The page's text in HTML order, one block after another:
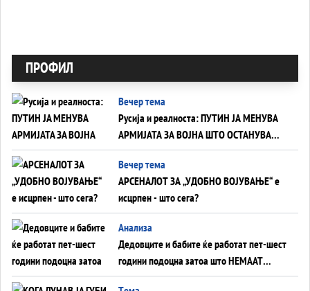
ПРОФИЛ
Вечер тема
Русија и реалноста: ПУТИН ЈА МЕНУВА
АРМИЈАТА ЗА ВОЈНА ШТО ОСТАНУВА
БЕЗ ФРОНТ
Вечер тема
АРСЕНАЛОТ ЗА „УДОБНО ВОЈУВАЊЕ“ е
исцрпен - што сега?
Анализа
Дедовците и бабите ќе работат пет-шест
години подоцна затоа што НЕМААТ
ВНУЦИ ДА ГИ ЗАМЕНАТ